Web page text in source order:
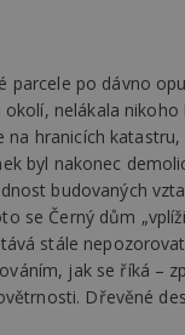
parcele po dávno
nelákala nikoho
hranicích
byl nakonec
budovaných
se Černý dům
stále
jak se říká –
Dřevěné